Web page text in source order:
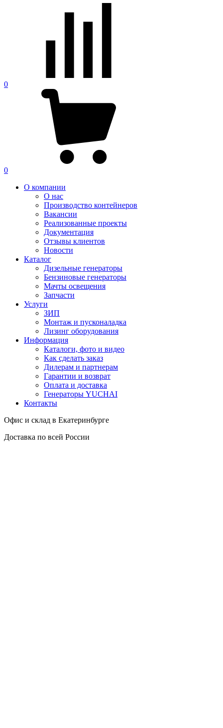
0
0
О компании
О нас
Производство контейнеров
Вакансии
Реализованные проекты
Документация
Отзывы клиентов
Новости
Каталог
Дизельные генераторы
Бензиновые генераторы
Мачты освещения
Запчасти
Услуги
ЗИП
Монтаж и пусконаладка
Лизинг оборудования
Информация
Каталоги, фото и видео
Как сделать заказ
Дилерам и партнерам
Гарантии и возврат
Оплата и доставка
Генераторы YUCHAI
Контакты
Офис и склад в Екатеринбурге
Доставка по всей России